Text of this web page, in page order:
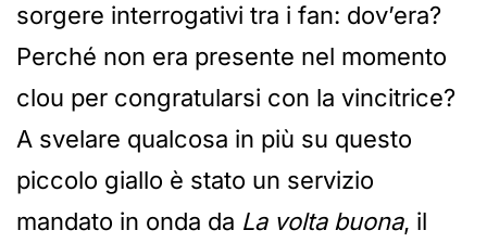
sorgere interrogativi tra i fan: dov’era?
Perché non era presente nel momento
clou per congratularsi con la vincitrice?
A svelare qualcosa in più su questo
piccolo giallo è stato un servizio
mandato in onda da La volta buona, il